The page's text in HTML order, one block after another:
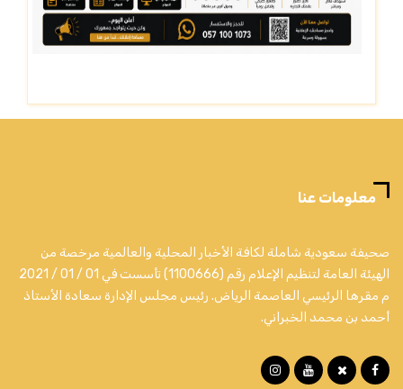
معلومات عنا
صحيفة سعودية شاملة لكافة الأخبار المحلية والعالمية مرخصة من
الهيئة العامة لتنظيم الإعلام رقم (1100666) تأسست في 01 / 01 / 2021
م مقرها الرئيسي العاصمة الرياض. رئيس مجلس الإدارة سعادة الأستاذ
أحمد بن محمد الخبراني.